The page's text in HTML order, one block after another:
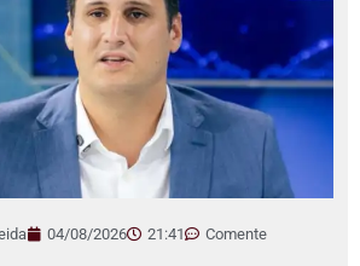
04/08/2026 21:41 Comente